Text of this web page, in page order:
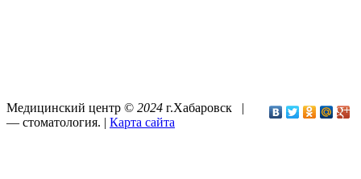
Медицинский центр © 2024 г.Хабаровск |
— стоматология. | Карта сайта